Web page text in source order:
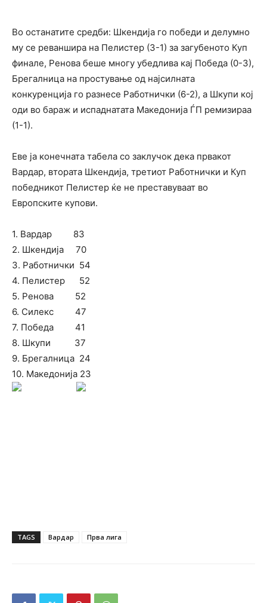
Во останатите средби: Шкендија го победи и делумно
му се реваншира на Пелистер (3-1) за загубеното Куп
финале, Ренова беше многу убедлива кај Победа (0-3),
Брегалница на простување од најсилната
конкуренција го разнесе Работнички (6-2), а Шкупи кој
оди во бараж и испаднатата Македонија ЃП ремизираа
(1-1).
Еве ја конечната табела со заклучок дека првакот
Вардар, втората Шкендија, третиот Работнички и Куп
победникот Пелистер ќе не преставуваат во
Европските купови.
1. Вардар 83
2. Шкендија 70
3. Работнички 54
4. Пелистер 52
5. Ренова 52
6. Силекс 47
7. Победа 41
8. Шкупи 37
9. Брегалница 24
10. Македонија 23
TAGS Вардар Прва лига